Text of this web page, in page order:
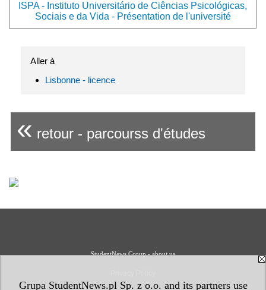
Grupa StudentNews.pl Sp. z o.o. and its partners use
ISPA - Instituto Universitário de Ciências Psicológicas,
Sociais e da Vida - Présentation de l'université
Aller à
Lisbonne - licence
« retour - parcourss d'études
StudentNews Group - about us